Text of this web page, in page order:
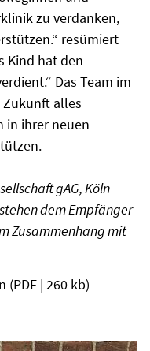
zu verdanken,
resümiert
Kind hat den
Das Team im
Zukunft alles
in ihrer neuen
gAG, Köln
dem Empfänger
Zusammenhang mit
(PDF | 260 kb)